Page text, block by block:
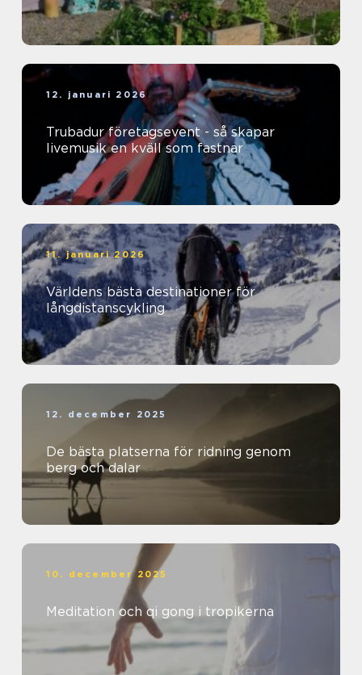
12. januari 2026
Trubadur företagsevent - så skapar
livemusik en kväll som fastnar
11. januari 2026
Världens bästa destinationer för
långdistanscykling
12. december 2025
De bästa platserna för ridning genom
berg och dalar
10. december 2025
Meditation och qi gong i tropikerna